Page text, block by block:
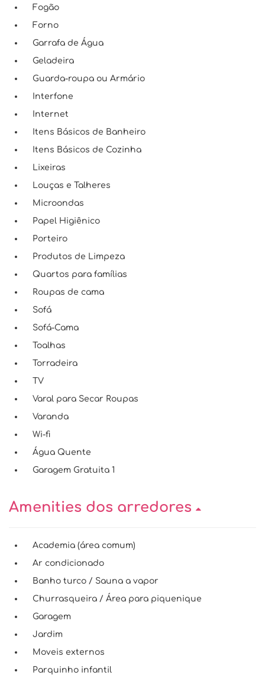
Fogão
Forno
Garrafa de Água
Geladeira
Guarda-roupa ou Armário
Interfone
Internet
Itens Básicos de Banheiro
Itens Básicos de Cozinha
Lixeiras
Louças e Talheres
Microondas
Papel Higiênico
Porteiro
Produtos de Limpeza
Quartos para famílias
Roupas de cama
Sofá
Sofá-Cama
Toalhas
Torradeira
TV
Varal para Secar Roupas
Varanda
Wi-fi
Água Quente
Garagem Gratuita 1
Amenities dos arredores
Academia (área comum)
Ar condicionado
Banho turco / Sauna a vapor
Churrasqueira / Área para piquenique
Garagem
Jardim
Moveis externos
Parquinho infantil